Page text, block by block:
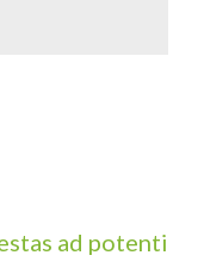
ad potenti